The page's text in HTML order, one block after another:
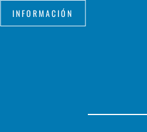
INFORMACIÓN